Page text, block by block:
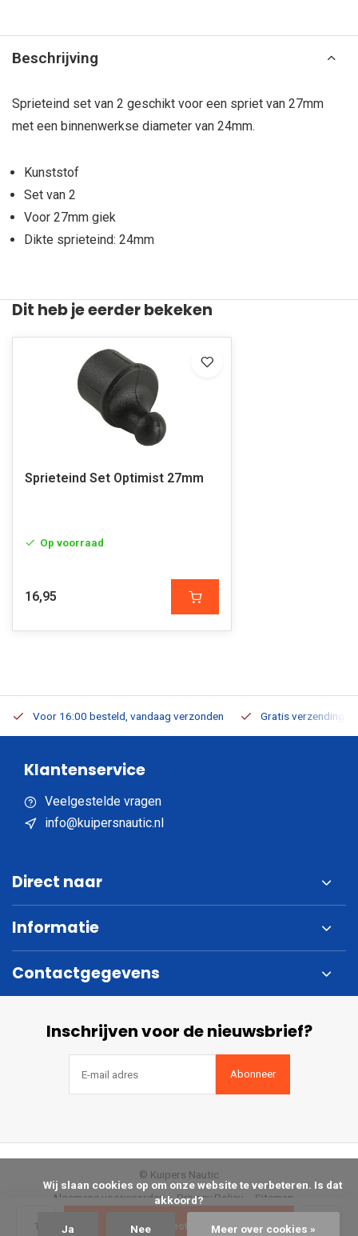
Bestellen
Beschrijving
Sprieteind set van 2 geschikt voor een spriet van 27mm
met een binnenwerkse diameter van 24mm.
Kunststof
Set van 2
Voor 27mm giek
Dikte sprieteind: 24mm
Dit heb je eerder bekeken
Sprieteind Set Optimist 27mm
Op voorraad
16,95
Voor 16:00 besteld, vandaag verzonden Gratis verzending
Klantenservice
Veelgestelde vragen
info@kuipersnautic.nl
Direct naar
Informatie
Contactgegevens
Inschrijven voor de nieuwsbrief?
Abonneer
Algemene voorwaarden Privacy Policy Sitemap
© Kuipers Nautic
akkoord?
Ja Nee Meer over cookies »